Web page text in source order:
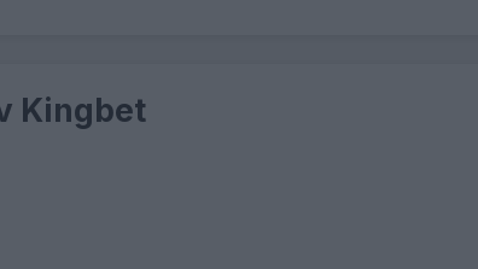
Kingbet